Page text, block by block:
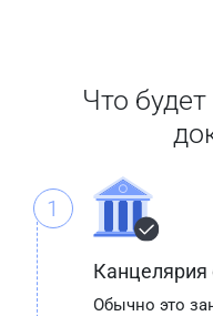
Что
1
Канцелярия
Обычно это